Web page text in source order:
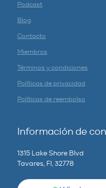
Podcast
Blog
Contacto
Miembros
Términos y condiciones
Políticas de privacidad
Políticas de reembolso
Información de
1315 Lake Shore Blvd
Tavares, Fl, 32778